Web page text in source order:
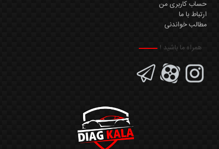
حساب کاربری من
ارتباط با ما
مطالب خواندنی
همراه ما باشید !